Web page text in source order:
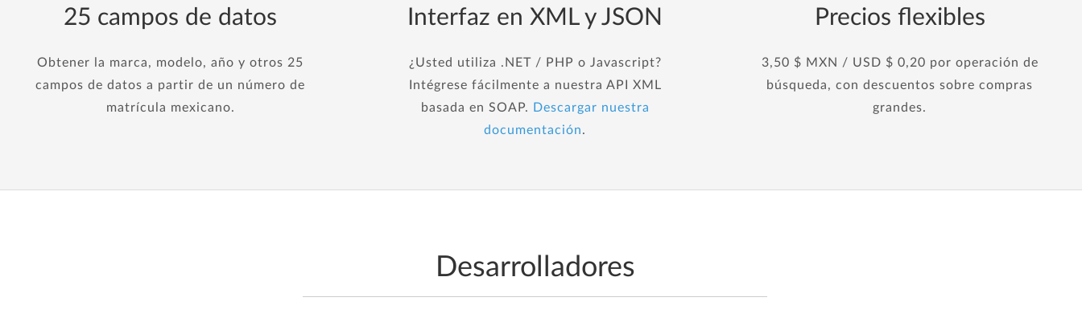
25 campos de datos
Obtener la marca, modelo, año y otros 25
campos de datos a partir de un número de
matrícula mexicano.
Interfaz en XML y JSON
¿Usted utiliza .NET / PHP o Javascript?
Intégrese fácilmente a nuestra API XML
basada en SOAP.
Descargar nuestra
documentación.
Precios flexibles
3,50 $ MXN / USD $ 0,20 por operación de
búsqueda, con descuentos sobre compras
grandes.
Desarrolladores